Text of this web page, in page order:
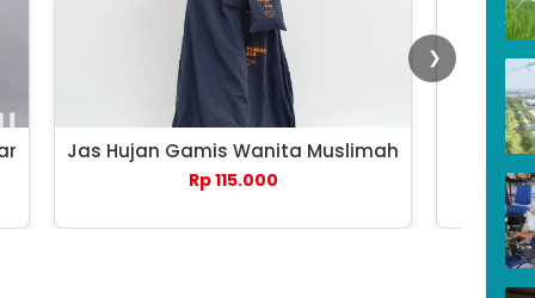
Jas Hujan Gamis Wanita Muslimah
Rp 115.000
❯